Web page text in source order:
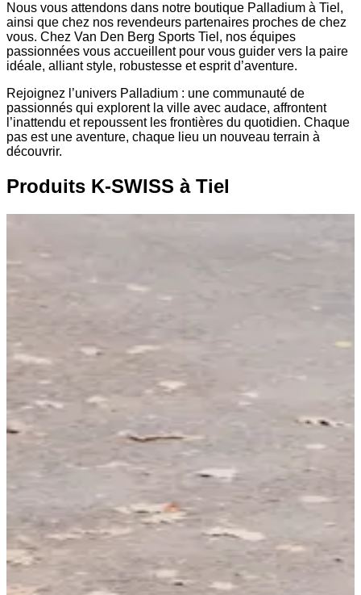
Nous vous attendons dans notre boutique Palladium à Tiel,
ainsi que chez nos revendeurs partenaires proches de chez
vous. Chez Van Den Berg Sports Tiel, nos équipes
passionnées vous accueillent pour vous guider vers la paire
idéale, alliant style, robustesse et esprit d’aventure.
Rejoignez l’univers Palladium : une communauté de
passionnés qui explorent la ville avec audace, affrontent
l’inattendu et repoussent les frontières du quotidien. Chaque
pas est une aventure, chaque lieu un nouveau terrain à
découvrir.
Produits K-SWISS à Tiel